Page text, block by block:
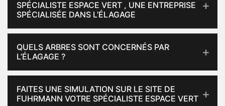
SPÉCIALISTE ESPACE VERT , UNE ENTREPRISE
SPÉCIALISÉE DANS L’ÉLAGAGE
QUELS ARBRES SONT CONCERNÉS PAR
L’ÉLAGAGE ?
FAITES UNE SIMULATION SUR LE SITE DE
FUHRMANN VOTRE SPÉCIALISTE ESPACE VERT